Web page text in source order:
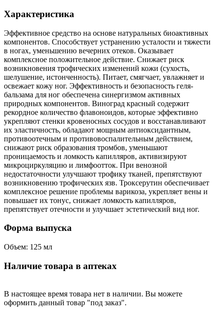
Характеристика
Эффективное средство на основе натуральных биоактивных
компонентов. Способствует устранению усталости и тяжести
в ногах, уменьшению вечерних отеков. Оказывает
комплексное положительное действие. Снижает риск
возникновения трофических изменений кожи (сухость,
шелушение, истонченность). Питает, смягчает, увлажняет и
освежает кожу ног. Эффективность и безопасность геля-
бальзама для ног обеспечена синергизмом активных
природных компонентов. Виноград красный содержит
рекордное количество флавоноидов, которые эффективно
укрепляют стенки кровеносных сосудов и восстанавливают
их эластичность, обладают мощным антиоксидантным,
противоотечным и противовоспалительным действием,
снижают риск образования тромбов, уменьшают
проницаемость и ломкость капилляров, активизируют
микроциркуляцию и лимфоотток. При венозной
недостаточности улучшают трофику тканей, препятствуют
возникновению трофических язв. Троксерутин обеспечивает
комплексное решение проблемы варикоза, укрепляет вены и
повышает их тонус, снижает ломкость капилляров,
препятствует отечности и улучшает эстетический вид ног.
Форма выпуска
Объем: 125 мл
Наличие товара в аптеках
В настоящее время товара нет в наличии. Вы можете
оформить данный товар "под заказ".